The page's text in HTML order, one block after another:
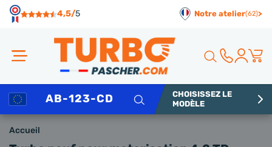
4,5/5 Notre atelier(62)>
Rechercher
CHOISISSEZ LE
MODÈLE
Accueil
Panneau de gestion des cookies